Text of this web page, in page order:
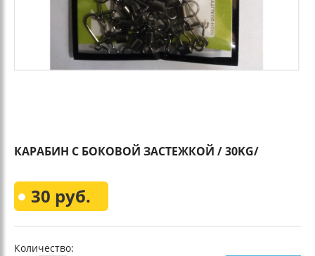
КАРАБИН С БОКОВОЙ ЗАСТЕЖКОЙ / 30KG/
30 руб.
Количество: